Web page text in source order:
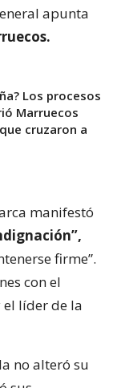
apunta
Los procesos
Marruecos
cruzaron a
manifestó
firme”.
con el
el líder de la
no alteró su